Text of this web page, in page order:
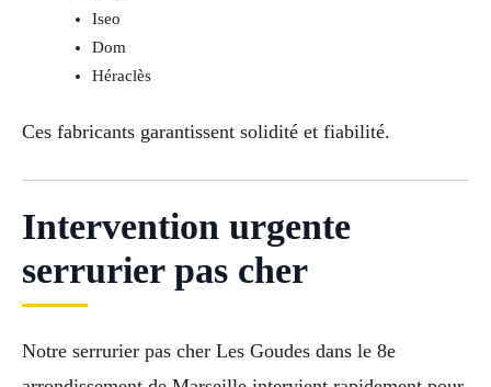
Iseo
Dom
Héraclès
Ces fabricants garantissent solidité et fiabilité.
Intervention urgente
serrurier pas cher
Notre serrurier pas cher Les Goudes dans le 8e